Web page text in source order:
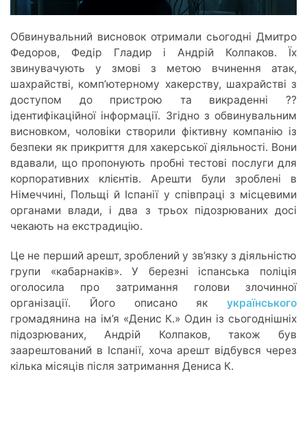
Обвинувальний висновок отримали сьогодні Дмитро
Федоров, Федір Гладир і Андрій Колпаков. Їх
звинувачують у змові з метою вчинення атак,
шахрайстві, комп’ютерному хакерству, шахрайстві з
доступом до пристрою та викраденні ??
ідентифікаційної інформації. Згідно з обвинувальним
висновком, чоловіки створили фіктивну компанію із
безпеки як прикриття для хакерської діяльності. Вони
вдавали, що пропонують пробні тестові послуги для
корпоративних клієнтів. Арешти були зроблені в
Німеччині, Польщі й Іспанії у співпраці з місцевими
органами влади, і два з трьох підозрюваних досі
чекають на екстрадицію.
Це не перший арешт, зроблений у зв’язку з діяльністю
групи «кабарнаків». У березні іспанська поліція
оголосила про затримання голови злочинної
організації. Його описано як українського
громадянина на ім’я «Денис К.» Один із сьогоднішніх
підозрюваних, Андрій Колпаков, також був
заарештований в Іспанії, хоча арешт відбувся через
кілька місяців після затримання Дениса К.